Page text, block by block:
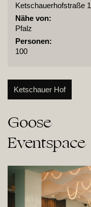
Ketschauerhofstraße
Nähe von:
Pfalz
Personen:
100
Ketschauer Hof
Goose
Eventspace